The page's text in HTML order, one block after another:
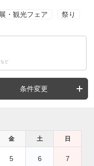
・観光フェア 祭り
など
条件変更
金 土 日
5 6 7